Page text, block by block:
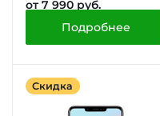
от 7 990 руб.
Подробнее
Скидка